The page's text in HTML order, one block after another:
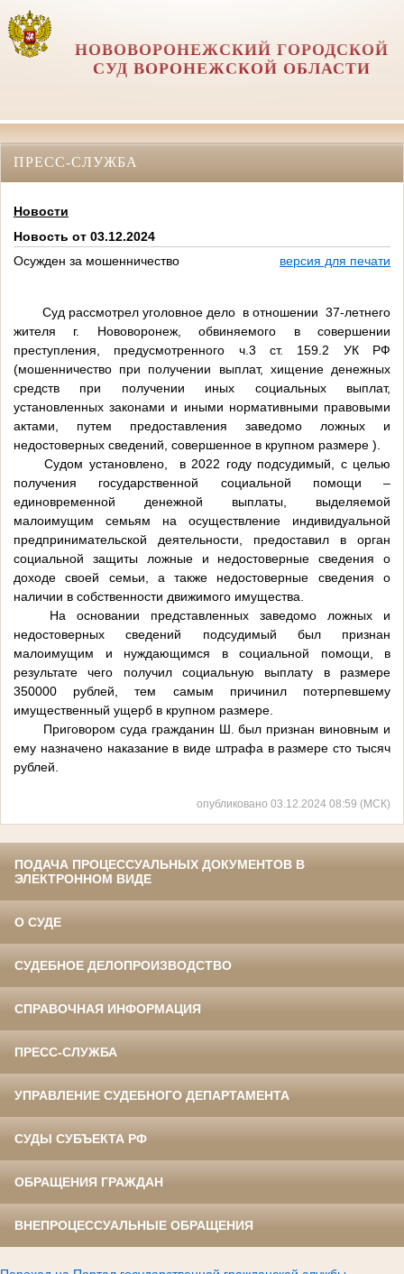
НОВОВОРОНЕЖСКИЙ ГОРОДСКОЙ
СУД ВОРОНЕЖСКОЙ ОБЛАСТИ
ПРЕСС-СЛУЖБА
Новости
Новость от 03.12.2024
Осужден за мошенничество
версия для печати
Суд рассмотрел уголовное дело в отношении 37-летнего
жителя г. Нововоронеж, обвиняемого в совершении
преступления, предусмотренного ч.3 ст. 159.2 УК РФ
(мошенничество при получении выплат, хищение денежных
средств при получении иных социальных выплат,
установленных законами и иными нормативными правовыми
актами, путем предоставления заведомо ложных и
недостоверных сведений, совершенное в крупном размере ).
Судом установлено, в 2022 году подсудимый, с целью
получения государственной социальной помощи –
единовременной денежной выплаты, выделяемой
малоимущим семьям на осуществление индивидуальной
предпринимательской деятельности, предоставил в орган
социальной защиты ложные и недостоверные сведения о
доходе своей семьи, а также недостоверные сведения о
наличии в собственности движимого имущества.
На основании представленных заведомо ложных и
недостоверных сведений подсудимый был признан
малоимущим и нуждающимся в социальной помощи, в
результате чего получил социальную выплату в размере
350000 рублей, тем самым причинил потерпевшему
имущественный ущерб в крупном размере.
Приговором суда гражданин Ш. был признан виновным и
ему назначено наказание в виде штрафа в размере сто тысяч
рублей.
опубликовано 03.12.2024 08:59 (МСК)
ПОДАЧА ПРОЦЕССУАЛЬНЫХ ДОКУМЕНТОВ В
ЭЛЕКТРОННОМ ВИДЕ
О СУДЕ
СУДЕБНОЕ ДЕЛОПРОИЗВОДСТВО
СПРАВОЧНАЯ ИНФОРМАЦИЯ
ПРЕСС-СЛУЖБА
УПРАВЛЕНИЕ СУДЕБНОГО ДЕПАРТАМЕНТА
СУДЫ СУБЪЕКТА РФ
ОБРАЩЕНИЯ ГРАЖДАН
ВНЕПРОЦЕССУАЛЬНЫЕ ОБРАЩЕНИЯ